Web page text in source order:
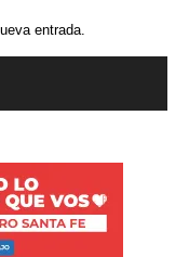
entrada.